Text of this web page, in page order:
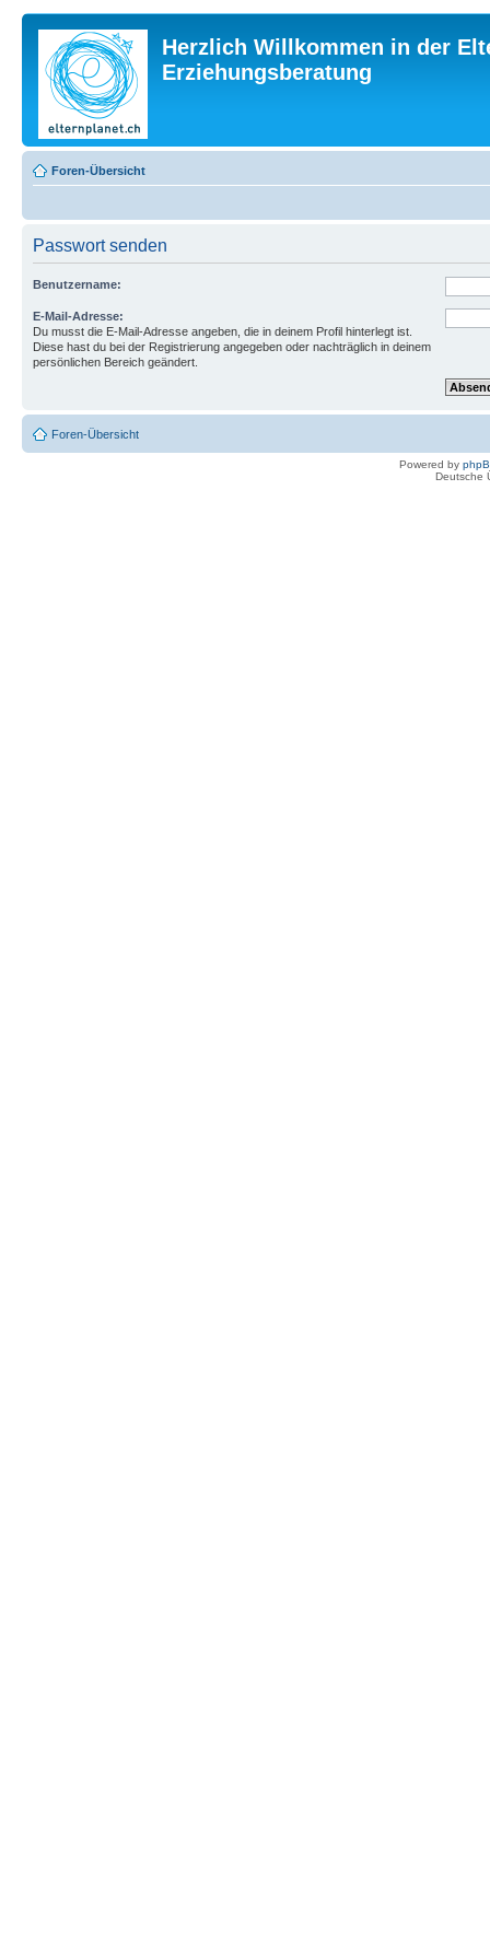
Herzlich Willkommen in der
Erziehungsberatung
Foren-Übersicht
Passwort senden
Benutzername:
E-Mail-Adresse:
Du musst die E-Mail-Adresse angeben, die in deinem Profil hinterlegt ist.
Diese hast du bei der Registrierung angegeben oder nachträglich in deinem
persönlichen Bereich geändert.
Foren-Übersicht
Powered by
Deutsche